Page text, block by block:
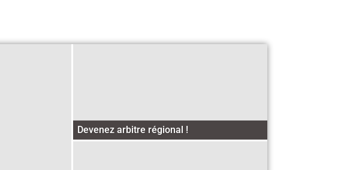
Devenez arbitre régional !